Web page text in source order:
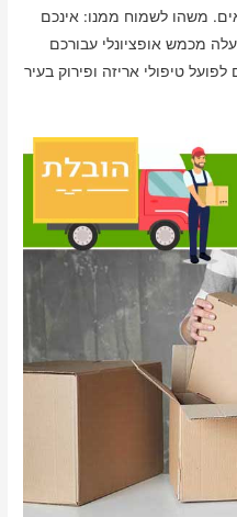
משהו לשמוח ממנו: אינכם
מכמש אופציונלי עבורכם
טיפולי אריזה ופירוק בעיר